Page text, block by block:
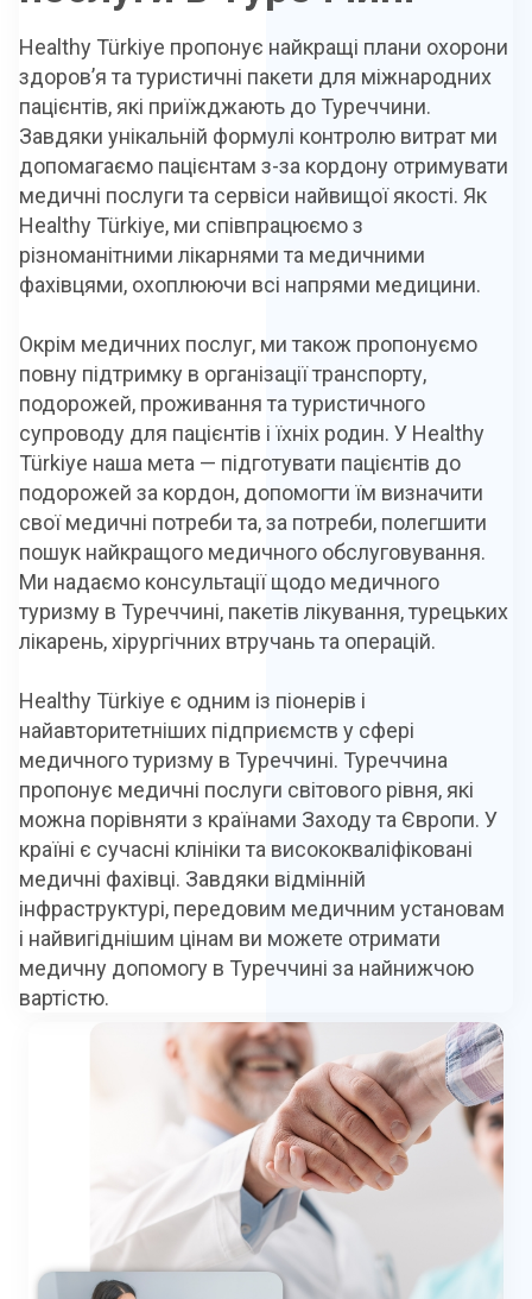
Healthy Türkiye пропонує найкращі плани охорони
здоров’я та туристичні пакети для міжнародних
пацієнтів, які приїжджають до Туреччини.
Завдяки унікальній формулі контролю витрат ми
допомагаємо пацієнтам з-за кордону отримувати
медичні послуги та сервіси найвищої якості. Як
Healthy Türkiye, ми співпрацюємо з
різноманітними лікарнями та медичними
фахівцями, охоплюючи всі напрями медицини.
Окрім медичних послуг, ми також пропонуємо
повну підтримку в організації транспорту,
подорожей, проживання та туристичного
супроводу для пацієнтів і їхніх родин. У Healthy
Türkiye наша мета — підготувати пацієнтів до
подорожей за кордон, допомогти їм визначити
свої медичні потреби та, за потреби, полегшити
пошук найкращого медичного обслуговування.
Ми надаємо консультації щодо медичного
туризму в Туреччині, пакетів лікування, турецьких
лікарень, хірургічних втручань та операцій.
Healthy Türkiye є одним із піонерів і
найавторитетніших підприємств у сфері
медичного туризму в Туреччині. Туреччина
пропонує медичні послуги світового рівня, які
можна порівняти з країнами Заходу та Європи. У
країні є сучасні клініки та висококваліфіковані
медичні фахівці. Завдяки відмінній
інфраструктурі, передовим медичним установам
і найвигіднішим цінам ви можете отримати
медичну допомогу в Туреччині за найнижчою
вартістю.